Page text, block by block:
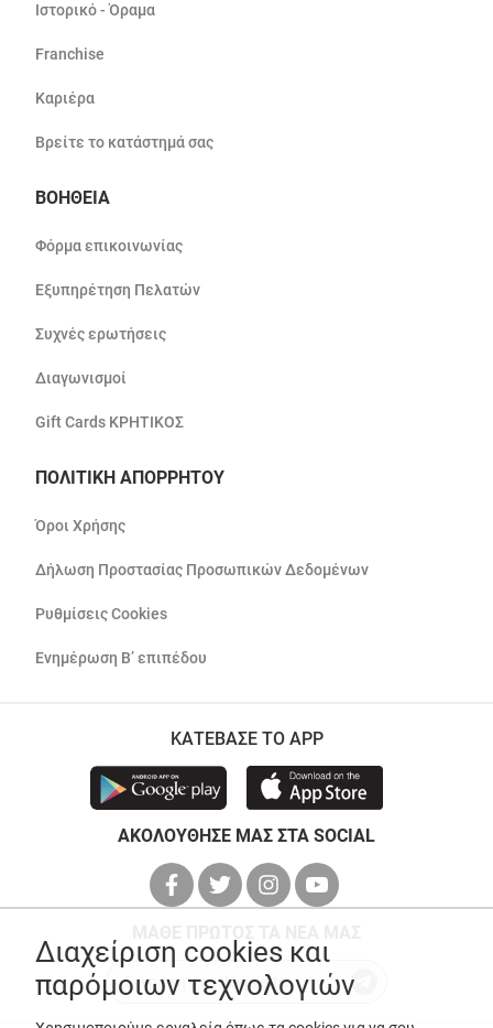
Ιστορικό - Όραμα
Franchise
Καριέρα
Βρείτε το κατάστημά σας
ΒΟΗΘΕΙΑ
Φόρμα επικοινωνίας
Εξυπηρέτηση Πελατών
Συχνές ερωτήσεις
Διαγωνισμοί
Gift Cards ΚΡΗΤΙΚΟΣ
ΠΟΛΙΤΙΚΗ ΑΠΟΡΡΗΤΟΥ
Όροι Χρήσης
Δήλωση Προστασίας Προσωπικών Δεδομένων
Ρυθμίσεις Cookies
Ενημέρωση Β’ επιπέδου
ΚΑΤΕΒΑΣΕ ΤΟ APP
ΑΚΟΛΟΥΘΗΣΕ ΜΑΣ ΣΤΑ SOCIAL
Διαχείριση cookies και
παρόμοιων τεχνολογιών